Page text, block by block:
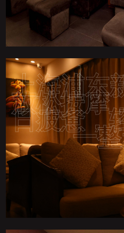
上海浦东
放松按摩
日疲惫，
一